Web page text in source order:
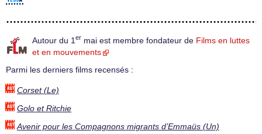
Autour du 1 er mai est membre fondateur de Films en luttes
et en mouvements
Parmi les derniers films recensés :
Corset (Le)
Golo et Ritchie
Avenir pour les Compagnons migrants d’Emmaüs (Un)